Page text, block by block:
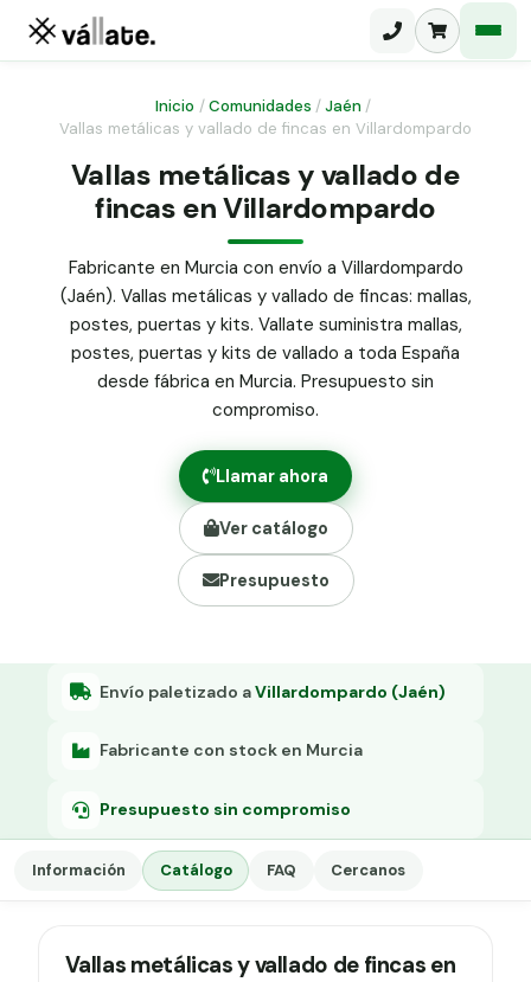
Malla ganadera
Malla simple torsión
Malla triple torsión
Panel malla H.
Puerta abatible dos hojas
Puerta acceso peatonal
Poste malla Hércules
Poste malla simple torsión
Alambre de espino galvanizado
Abrazadera PVC malla H.
Grapa malla H.
Grapadora
Tensor galvanizado
Inicio /Comunidades /Jaén /
Vallas metálicas y vallado de fincas en Villardompardo
Vallas metálicas y vallado de
fincas en Villardompardo
Fabricante en Murcia con envío a Villardompardo
(Jaén). Vallas metálicas y vallado de fincas: mallas,
postes, puertas y kits. Vallate suministra mallas,
postes, puertas y kits de vallado a toda España
desde fábrica en Murcia. Presupuesto sin
compromiso.
Llamar ahora
Ver catálogo
Presupuesto
Envío paletizado aVillardompardo (Jaén)
Fabricante con stock en Murcia
Presupuesto sin compromiso
Información Catálogo FAQ Cercanos
Vallas metálicas y vallado de fincas en